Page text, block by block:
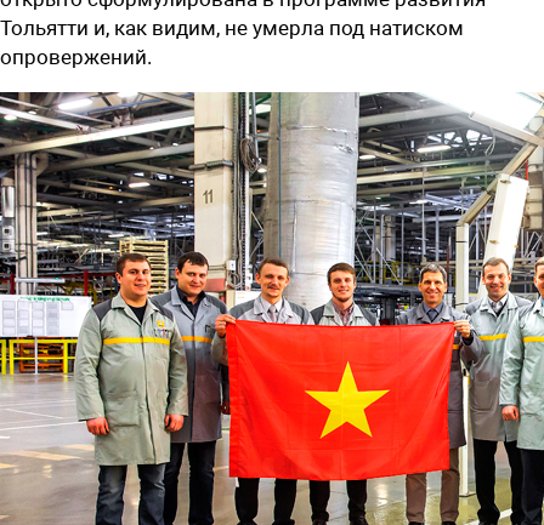
Тольятти и, как видим, не умерла под натиском
опровержений.